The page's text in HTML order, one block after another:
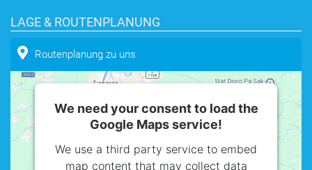
LAGE & ROUTENPLANUNG
Routenplanung zu uns
We need your consent to load the
Google Maps service!
We use a third party service to embed
map content that may collect data